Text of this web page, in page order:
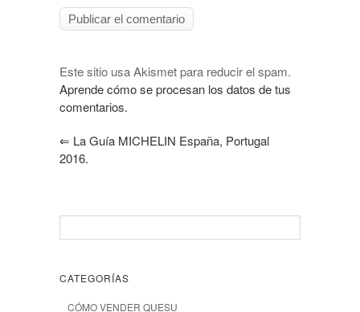
Este sitio usa Akismet para reducir el spam.
Aprende cómo se procesan los datos de tus
comentarios.
⇐ La Guía MICHELIN España, Portugal
2016.
CATEGORÍAS
CÓMO VENDER QUESU